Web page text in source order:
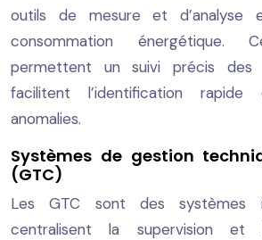
outils de mesure et d’analyse
consommation énergétique.
permettent un suivi précis des
facilitent l’identification
anomalies.
Systèmes de gestion
(GTC)
Les GTC sont des systèmes
centralisent la supervision